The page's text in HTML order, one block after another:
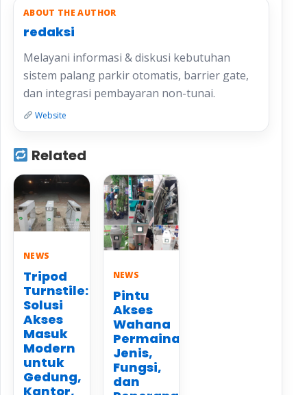
ABOUT THE AUTHOR
redaksi
Melayani informasi & diskusi kebutuhan
sistem palang parkir otomatis, barrier gate,
dan integrasi pembayaran non-tunai.
Website
Related
NEWS
Tripod
Turnstile:
Solusi
Akses
Masuk
Modern
untuk
Gedung,
Kantor,
NEWS
Pintu
Akses
Wahana
Permainan:
Jenis,
Fungsi,
dan